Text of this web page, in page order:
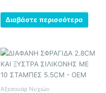
Διαβάστε περισσότερα
Αξεσουάρ Νυχιών